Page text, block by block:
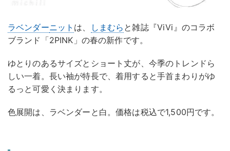
ラベンダーニット は、 しまむら と雑誌『ViVi』のコラボ
ブランド「2PINK」の春の新作です。
ゆとりのあるサイズとショート丈が、今季のトレンドら
しい一着。長い袖が特長で、着用すると手首まわりがゆ
るっと可愛く決まります。
色展開は、ラベンダーと白。価格は税込で1,500円です。